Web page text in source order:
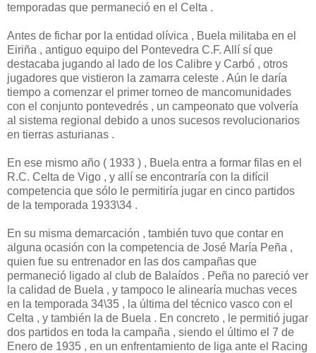
temporadas que permaneció en el Celta .
Antes de fichar por la entidad olívica , Buela militaba en el
Eiriña , antiguo equipo del Pontevedra C.F. Allí sí que
destacaba jugando al lado de los Calibre y Carbó , otros
jugadores que vistieron la zamarra celeste . Aún le daría
tiempo a comenzar el primer torneo de mancomunidades
con el conjunto pontevedrés , un campeonato que volvería
al sistema regional debido a unos sucesos revolucionarios
en tierras asturianas .
En ese mismo año ( 1933 ) , Buela entra a formar filas en el
R.C. Celta de Vigo , y allí se encontraría con la difícil
competencia que sólo le permitiría jugar en cinco partidos
de la temporada 1933\34 .
En su misma demarcación , también tuvo que contar en
alguna ocasión con la competencia de José María Peña ,
quien fue su entrenador en las dos campañas que
permaneció ligado al club de Balaídos . Peña no pareció ver
la calidad de Buela , y tampoco le alinearía muchas veces
en la temporada 34\35 , la última del técnico vasco con el
Celta , y también la de Buela . En concreto , le permitió jugar
dos partidos en toda la campaña , siendo el último el 7 de
Enero de 1935 , en un enfrentamiento de liga ante el Racing